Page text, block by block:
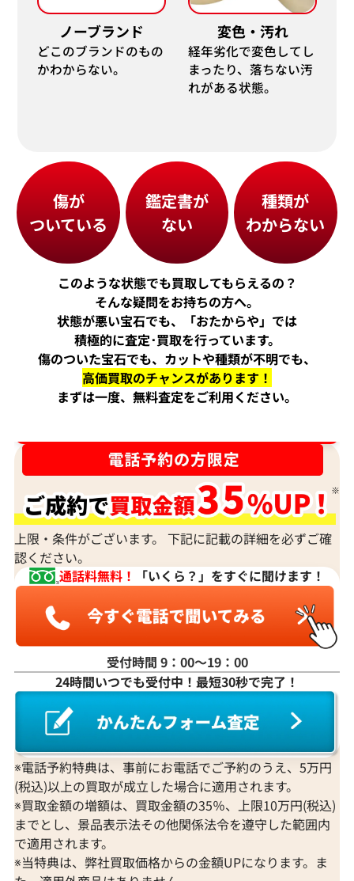
ノーブランド
どこのブランドのもの
かわからない。
変色・汚れ
経年劣化で変色してし
まったり、落ちない汚
れがある状態。
傷が
ついている
鑑定書が
ない
種類が
わからない
このような状態でも買取してもらえるの？
そんな疑問をお持ちの方へ。
状態が悪い宝石でも、「おたからや」では
積極的に査定･買取を行っています。
傷のついた宝石でも、カットや種類が不明でも、
高価買取のチャンスがあります！
まずは一度、無料査定をご利用ください。
上限・条件がございます。 下記に記載の詳細を必ずご確
認ください。
通話料無料！
「いくら？」をすぐに聞けます！
受付時間 9：00〜19：00
24時間いつでも受付中！最短30秒で完了！
※電話予約特典は、事前にお電話でご予約のうえ、5万円
(税込)以上の買取が成立した場合に適用されます。
※買取金額の増額は、買取金額の35％、上限10万円(税込)
までとし、景品表示法その他関係法令を遵守した範囲内
で適用されます。
※当特典は、弊社買取価格からの金額UPになります。ま